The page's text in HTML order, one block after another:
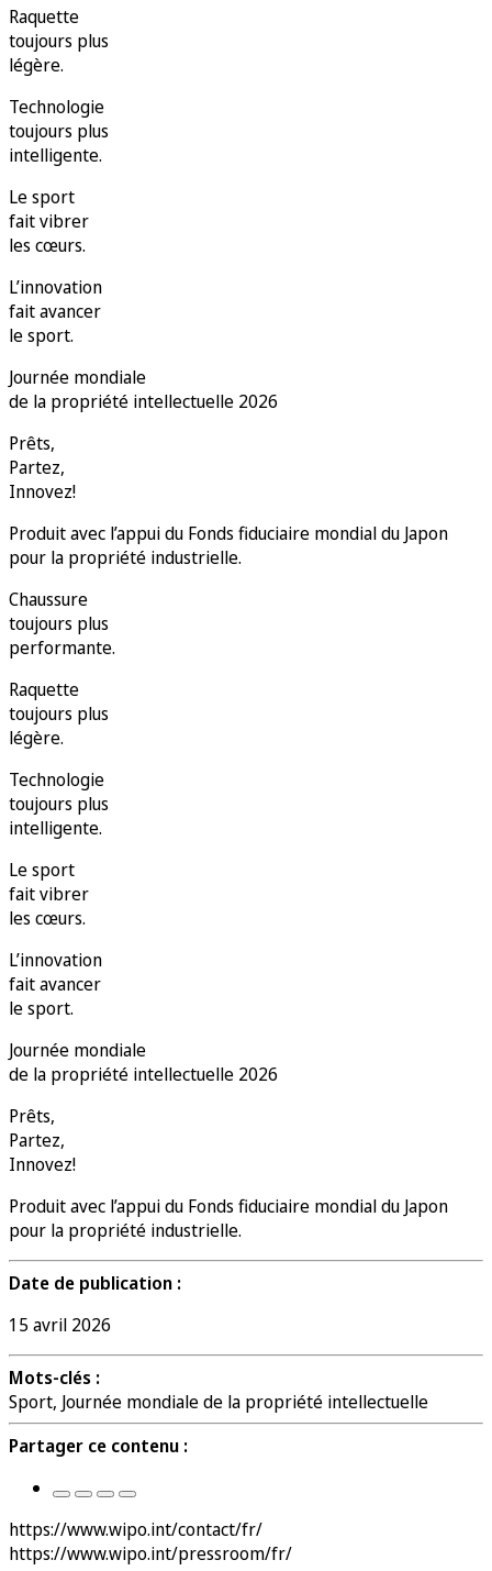
Raquette
toujours plus
légère.
Technologie
toujours plus
intelligente.
Le sport
fait vibrer
les cœurs.
L’innovation
fait avancer
le sport.
Journée mondiale
de la propriété intellectuelle 2026
Prêts,
Partez,
Innovez!
Produit avec l’appui du Fonds fiduciaire mondial du Japon
pour la propriété industrielle.
Chaussure
toujours plus
performante.
Raquette
toujours plus
légère.
Technologie
toujours plus
intelligente.
Le sport
fait vibrer
les cœurs.
L’innovation
fait avancer
le sport.
Journée mondiale
de la propriété intellectuelle 2026
Prêts,
Partez,
Innovez!
Produit avec l’appui du Fonds fiduciaire mondial du Japon
pour la propriété industrielle.
Date de publication :
15 avril 2026
Mots-clés :
Sport, Journée mondiale de la propriété intellectuelle
Partager ce contenu :
https://www.wipo.int/contact/fr/
https://www.wipo.int/pressroom/fr/